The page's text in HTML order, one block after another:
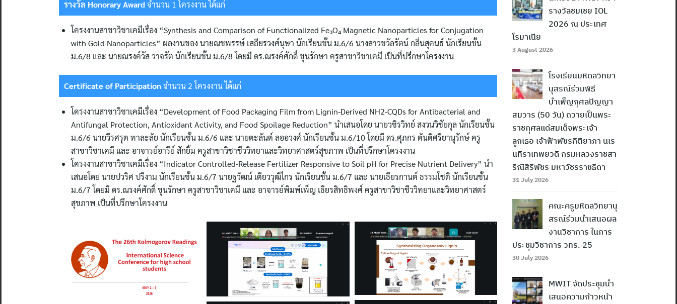
Search
for:
รางวัล Honorary Award จำนวน 1 โครงงาน ได้แก่
โครงงานสาขาวิชาเคมีเรื่อง “Synthesis and Comparison of Functionalized Fe₃O₄ Magnetic Nanoparticles for Conjugation
with Gold Nanoparticles” ผลงานของ นายณชพรรษ์ เสถียรวงศ์นุษา นักเรียนชั้น ม.6/6 นางสาวชวัลรัตน์ กลิ่นสุคนธ์ นักเรียนชั้น
ม.6/8 และ นายณรงค์วัส วาจรัต นักเรียนชั้น ม.6/8 โดยมี ดร.ณรงค์ศักดิ์ ขุนรักษา ครูสาขาวิชาเคมี เป็นที่ปรึกษาโครงงาน
Certificate of Participationจำนวน 2 โครงงาน ได้แก่
โครงงานสาขาวิชาเคมีเรื่อง “Development of Food Packaging Film from Lignin-Derived NH2-CQDs for Antibacterial and
Antifungal Protection, Antioxidant Activity, and Food Spoilage Reduction” นำเสนอโดย นายวชิรวิทย์ สงวนวิชัยกุล นักเรียนชั้น
ม.6/6 นายวีรศรุต ทาละลัย นักเรียนชั้น ม.6/6 และ นายตะลันต์ ลออวงศ์ นักเรียนชั้น ม.6/10 โดยมี ดร.ศุภกร ตันติศรียานุรักษ์ ครู
สาขาวิชาเคมี และ อาจารย์อารีย์ สักยิ้ม ครูสาขาวิชาชีววิทยาและวิทยาศาสตร์สุขภาพ เป็นที่ปรึกษาโครงงาน
โครงงานสาขาวิชาเคมีเรื่อง “Indicator Controlled-Release Fertilizer Responsive to Soil pH for Precise Nutrient Delivery” นำ
เสนอโดย นายปวริศ ปรีงาม นักเรียนชั้น ม.6/7 นายฐวัฒน์ เตียววุฒิไกร นักเรียนชั้น ม.6/7 และ นายเธียรกานต์ ธรรมโชติ นักเรียนชั้น
ม.6/7 โดยมี ดร.ณรงค์ศักดิ์ ขุนรักษา ครูสาขาวิชาเคมี และ อาจารย์พิมพ์เพ็ญ เธียรสิทธิพงศ์ ครูสาขาวิชาชีววิทยาและวิทยาศาสตร์
สุขภาพ เป็นที่ปรึกษาโครงงาน
รางวัลชมเชย IOL
2026 ณ ประเทศ
โรมาเนีย
3 August 2026
โรงเรียนมหิดลวิทยา
นุสรณ์ร่วมพิธี
บำเพ็ญกุศลปัญญา
สมวาร (50 วัน) ถวายเป็นพระ
ราชกุศลแด่สมเด็จพระเจ้า
ลูกเธอ เจ้าฟ้าพัชรกิติยาภา นเร
นทิราเทพยวดี กรมหลวงราชสา
ริณีสิริพัชร มหาวัชรราชธิดา
31 July 2026
คณะครูมหิดลวิทยานุ
สรณ์ร่วมนำเสนอผล
งานวิชาการ ในการ
ประชุมวิชาการ วทร. 25
30 July 2026
MWIT จัดประชุมนำ
เสนอความก้าวหน้า